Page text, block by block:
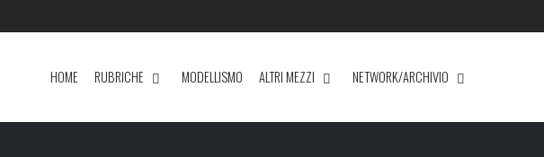
HOME RUBRICHE MODELLISMO ALTRI MEZZI NETWORK/ARCHIVIO